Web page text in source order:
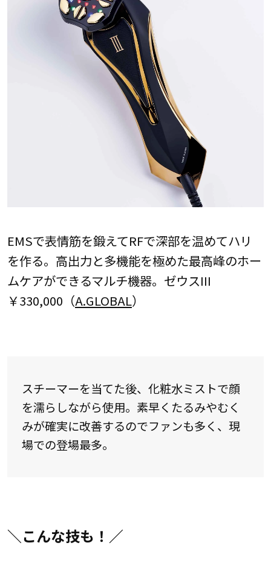
EMSで表情筋を鍛えてRFで深部を温めてハリ
を作る。高出力と多機能を極めた最高峰のホー
ムケアができるマルチ機器。ゼウスIII
￥330,000（A.GLOBAL）
スチーマーを当てた後、化粧水ミストで顔
を濡らしながら使用。素早くたるみやむく
みが確実に改善するのでファンも多く、現
場での登場最多。
＼こんな技も！／